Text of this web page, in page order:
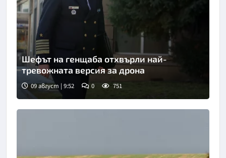
Снимка: БТА
Шефът на генщаба отхвърли най-
тревожната версия за дрона
09 август | 9:52 0 751